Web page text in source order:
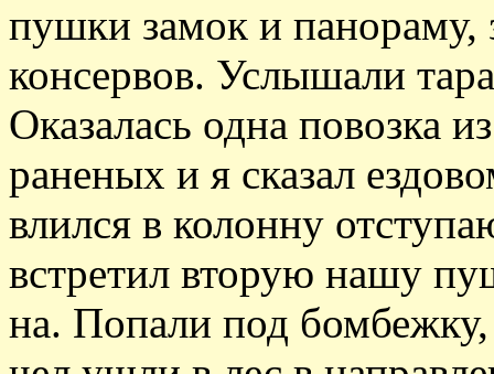
пушки замок и панораму,
консервов. Услышали
Оказалась одна повозка
раненых и я сказал
влился в колонну
встретил вторую нашу
на. Попали под